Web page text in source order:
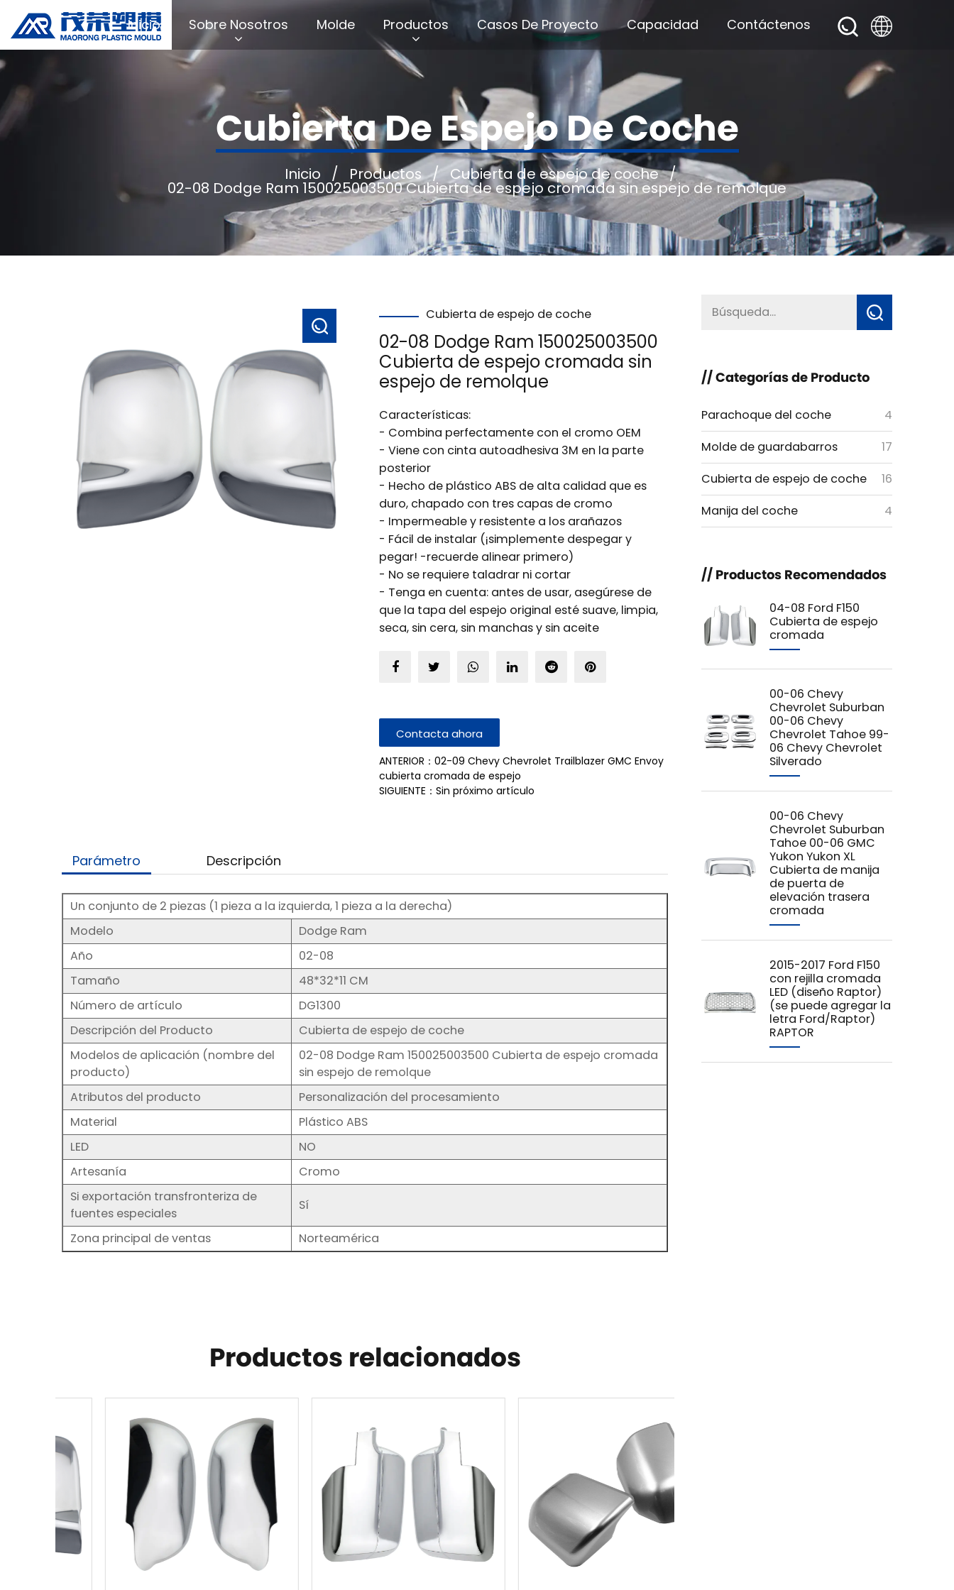
Inicio Sobre Nosotros Molde Productos Casos De Proyecto Capacidad Contáctenos
Cubierta De Espejo De Coche
Inicio / Productos / Cubierta de espejo de coche /
02-08 Dodge Ram 150025003500 Cubierta de espejo cromada sin espejo de remolque
Cubierta de espejo de coche
02-08 Dodge Ram 150025003500
Cubierta de espejo cromada sin
espejo de remolque
Características:
- Combina perfectamente con el cromo OEM
- Viene con cinta autoadhesiva 3M en la parte
posterior
- Hecho de plástico ABS de alta calidad que es
duro, chapado con tres capas de cromo
- Impermeable y resistente a los arañazos
- Fácil de instalar (¡simplemente despegar y
pegar! -recuerde alinear primero)
- No se requiere taladrar ni cortar
- Tenga en cuenta: antes de usar, asegúrese de
que la tapa del espejo original esté suave, limpia,
seca, sin cera, sin manchas y sin aceite
Contacta ahora
ANTERIOR：02-09 Chevy Chevrolet Trailblazer GMC Envoy
cubierta cromada de espejo
SIGUIENTE：Sin próximo artículo
Parámetro Descripción
Un conjunto de 2 piezas (1 pieza a la izquierda, 1 pieza a la derecha)
Modelo
Dodge Ram
Año
02-08
Tamaño
48*32*11 CM
Número de artículo
DG1300
Descripción del Producto
Cubierta de espejo de coche
Modelos de aplicación (nombre del
producto)
02-08 Dodge Ram 150025003500 Cubierta de espejo cromada
sin espejo de remolque
Atributos del producto
Personalización del procesamiento
Material
Plástico ABS
LED
NO
Artesanía
Cromo
Si exportación transfronteriza de
fuentes especiales
Sí
Zona principal de ventas Norteamérica
Productos relacionados
// Categorías de Producto
Parachoque del coche
4
Molde de guardabarros
17
Cubierta de espejo de coche
16
Manija del coche
4
// Productos Recomendados
04-08 Ford F150
Cubierta de espejo
cromada
00-06 Chevy
Chevrolet Suburban
00-06 Chevy
Chevrolet Tahoe 99-
06 Chevy Chevrolet
Silverado
00-06 Chevy
Chevrolet Suburban
Tahoe 00-06 GMC
Yukon Yukon XL
Cubierta de manija
de puerta de
elevación trasera
cromada
2015-2017 Ford F150
con rejilla cromada
LED (diseño Raptor)
(se puede agregar la
letra Ford/Raptor)
RAPTOR